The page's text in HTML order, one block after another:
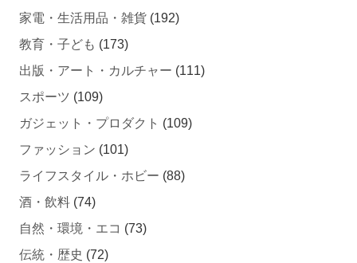
家電・生活用品・雑貨 (192)
教育・子ども (173)
出版・アート・カルチャー (111)
スポーツ (109)
ガジェット・プロダクト (109)
ファッション (101)
ライフスタイル・ホビー (88)
酒・飲料 (74)
自然・環境・エコ (73)
伝統・歴史 (72)